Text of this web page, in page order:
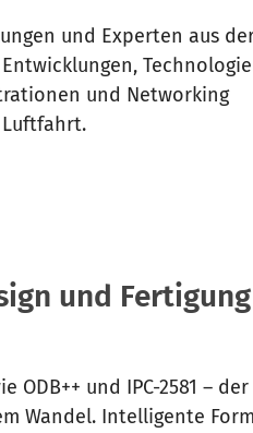
und Experten aus
und Networking
und Fertigung
und IPC-2581 – der
Wandel. Intelligente